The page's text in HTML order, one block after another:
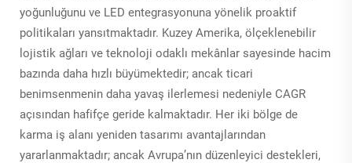
yoğunluğunu ve LED entegrasyonuna yönelik proaktif
politikaları yansıtmaktadır. Kuzey Amerika, ölçeklenebilir
lojistik ağları ve teknoloji odaklı mekânlar sayesinde hacim
bazında daha hızlı büyümektedir; ancak ticari
benimsenmenin daha yavaş ilerlemesi nedeniyle CAGR
açısından hafifçe geride kalmaktadır. Her iki bölge de
karma iş alanı yeniden tasarımı avantajlarından
yararlanmaktadır; ancak Avrupa’nın düzenleyici destekleri,